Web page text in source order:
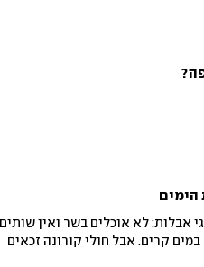
הימים
אבלות: לא אוכלים בשר ואין שותים
קרים. אבל חולי קורונה זכאים